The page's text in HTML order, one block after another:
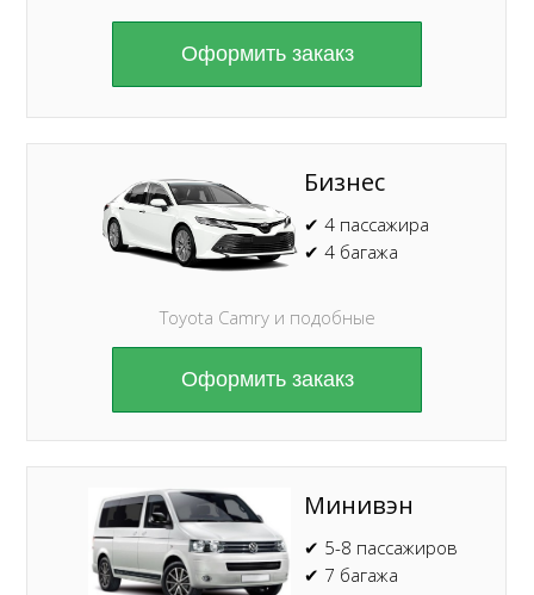
Бизнес
Toyota Camry и подобные
✔ 4 пассажира
✔ 4 багажа
Минивэн
✔ 5-8 пассажиров
✔ 7 багажа
Оформить закакз
Оформить закакз